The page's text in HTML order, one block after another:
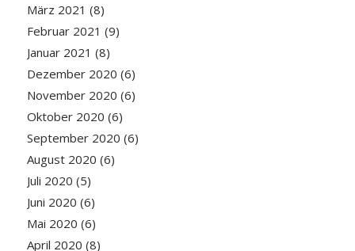
März 2021 (8)
Februar 2021 (9)
Januar 2021 (8)
Dezember 2020 (6)
November 2020 (6)
Oktober 2020 (6)
September 2020 (6)
August 2020 (6)
Juli 2020 (5)
Juni 2020 (6)
Mai 2020 (6)
April 2020 (8)